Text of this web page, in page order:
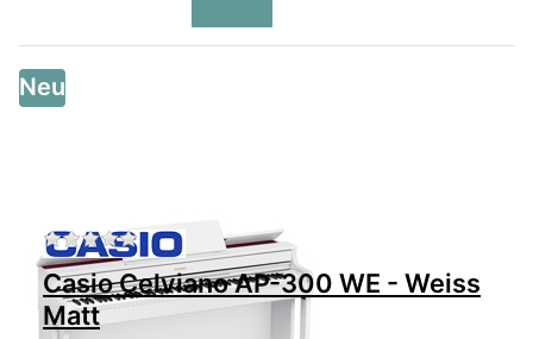
Neu
Zu diesem Produkt liegen noch keine
Casio Celviano AP-300 WE - Weiss
Matt